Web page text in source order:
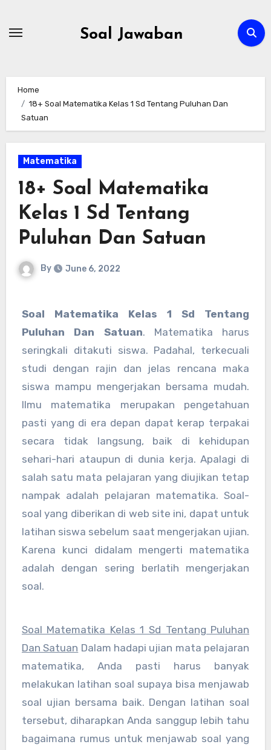
Soal Jawaban
Home
18+ Soal Matematika Kelas 1 Sd Tentang Puluhan Dan
Satuan
Matematika
18+ Soal Matematika
Kelas 1 Sd Tentang
Puluhan Dan Satuan
By June 6, 2022
Soal Matematika Kelas 1 Sd Tentang
Puluhan Dan Satuan. Matematika harus
seringkali ditakuti siswa. Padahal, terkecuali
studi dengan rajin dan jelas rencana maka
siswa mampu mengerjakan bersama mudah.
Ilmu matematika merupakan pengetahuan
pasti yang di era depan dapat kerap terpakai
secara tidak langsung, baik di kehidupan
sehari-hari ataupun di dunia kerja. Apalagi di
salah satu mata pelajaran yang diujikan tetap
nampak adalah pelajaran matematika. Soal-
soal yang diberikan di web site ini, dapat untuk
latihan siswa sebelum saat mengerjakan ujian.
Karena kunci didalam mengerti matematika
adalah dengan sering berlatih mengerjakan
soal.
Soal Matematika Kelas 1 Sd Tentang Puluhan
Dan Satuan Dalam hadapi ujian mata pelajaran
matematika, Anda pasti harus banyak
melakukan latihan soal supaya bisa menjawab
soal ujian bersama baik. Dengan latihan soal
tersebut, diharapkan Anda sanggup lebih tahu
bagaimana rumus untuk menjawab soal yang